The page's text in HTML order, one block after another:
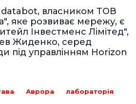
власником ТОВ
яке розвиває мережу, є
Інвестменс Лімітед",
Жиденко, серед
під управлінням Horizon
Аврора
лабораторія